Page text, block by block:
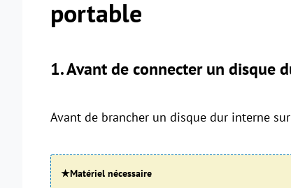
portable
1. Avant de connecter un disque
Avant de brancher un disque dur interne
★Matériel nécessaire